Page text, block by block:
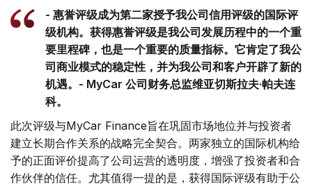
- 惠誉评级成为第二家授予我公司信用评级的国际评
级机构。获得惠誉评级是我公司发展历程中的一个重
要里程碑，也是一个重要的质量指标。它肯定了我公
司商业模式的稳定性，并为我公司和客户开辟了新的
机遇。- MyCar 公司财务总监维亚切斯拉夫·帕夫连
科。
此次评级与MyCar Finance旨在巩固市场地位并与投资者
建立长期合作关系的战略完全契合。两家独立的国际机构给
予的正面评价提高了公司运营的透明度，增强了投资者和合
作伙伴的信任。尤其值得一提的是，获得国际评级有助于公